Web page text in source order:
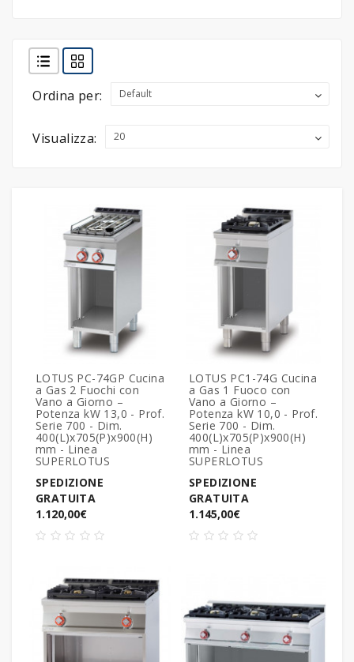
LINEA
GELATERIA
PANIFICIO
LAVAGGIO
PROFESSIONALE
Ordina per:
Visualizza:
LOTUS PC-74GP Cucina
a Gas 2 Fuochi con
Vano a Giorno –
Potenza kW 13,0 - Prof.
Serie 700 - Dim.
400(L)x705(P)x900(H)
mm - Linea
SUPERLOTUS
SPEDIZIONE
GRATUITA
1.120,00€
LOTUS PC1-74G Cucina
a Gas 1 Fuoco con
Vano a Giorno –
Potenza kW 10,0 - Prof.
Serie 700 - Dim.
400(L)x705(P)x900(H)
mm - Linea
SUPERLOTUS
SPEDIZIONE
GRATUITA
1.145,00€